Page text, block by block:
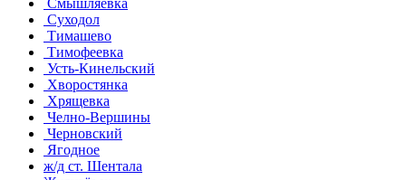
Суходол
Тимашево
Тимофеевка
Усть-Кинельский
Хворостянка
Хрящевка
Челно-Вершины
Черновский
Ягодное
ж/д ст. Шентала